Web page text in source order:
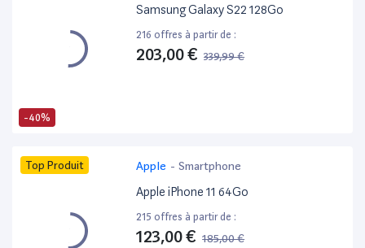
-40%
Samsung Galaxy S22 128Go
216 offres à partir de :
203,00 € 339,99 €
Top Produit Apple - Smartphone
Apple iPhone 11 64Go
215 offres à partir de :
123,00 € 185,00 €